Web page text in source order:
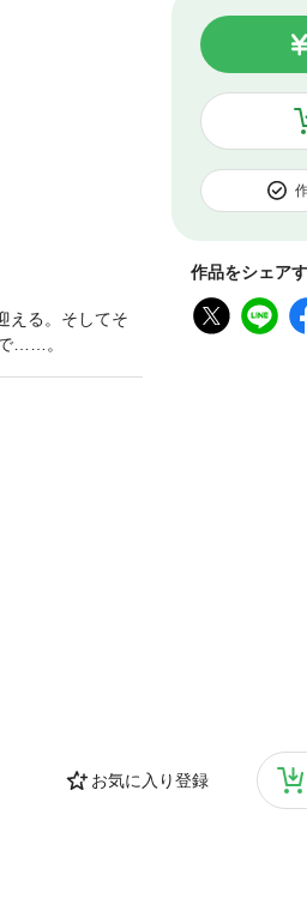
作品をシェア
お気に入り登録
える。そしてそ
……。